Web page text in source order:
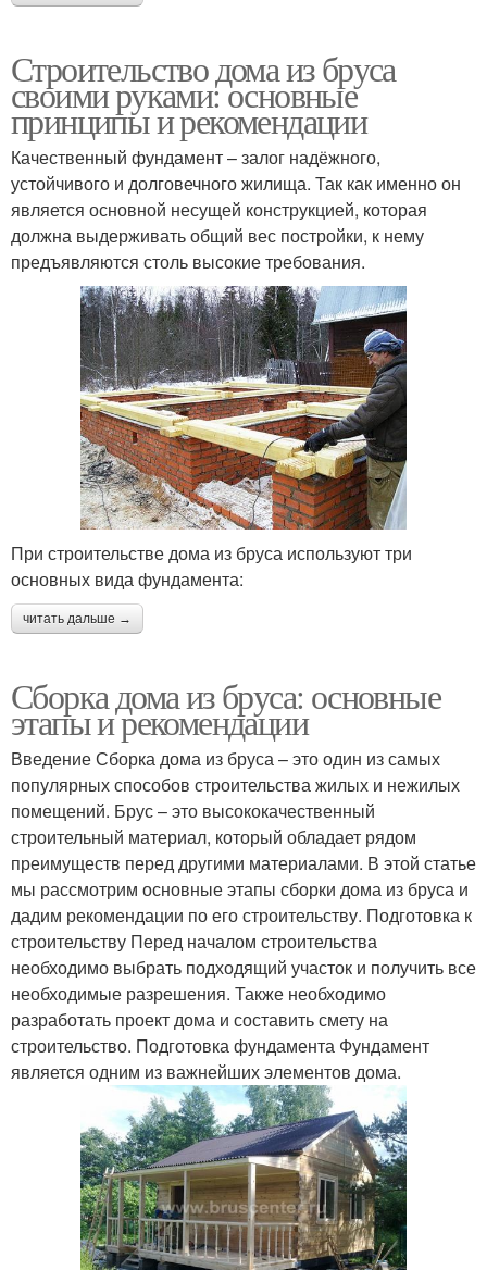
Строительство дома из бруса
своими руками: основные
принципы и рекомендации
Качественный фундамент – залог надёжного,
устойчивого и долговечного жилища. Так как именно он
является основной несущей конструкцией, которая
должна выдерживать общий вес постройки, к нему
предъявляются столь высокие требования.
При строительстве дома из бруса используют три
основных вида фундамента:
читать дальше →
Сборка дома из бруса: основные
этапы и рекомендации
Введение Сборка дома из бруса – это один из самых
популярных способов строительства жилых и нежилых
помещений. Брус – это высококачественный
строительный материал, который обладает рядом
преимуществ перед другими материалами. В этой статье
мы рассмотрим основные этапы сборки дома из бруса и
дадим рекомендации по его строительству. Подготовка к
строительству Перед началом строительства
необходимо выбрать подходящий участок и получить все
необходимые разрешения. Также необходимо
разработать проект дома и составить смету на
строительство. Подготовка фундамента Фундамент
является одним из важнейших элементов дома.